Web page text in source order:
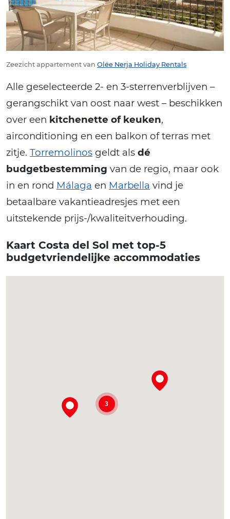
Zeezicht appartement van Olée Nerja Holiday Rentals
Alle geselecteerde 2- en 3-sterrenverblijven –
gerangschikt van oost naar west – beschikken
over een kitchenette of keuken,
airconditioning en een balkon of terras met
zitje. Torremolinos geldt als dé
budgetbestemming van de regio, maar ook
in en rond Málaga en Marbella vind je
betaalbare vakantieadresjes met een
uitstekende prijs-/kwaliteitverhouding.
Kaart Costa del Sol met top-5
budgetvriendelijke accommodaties
3